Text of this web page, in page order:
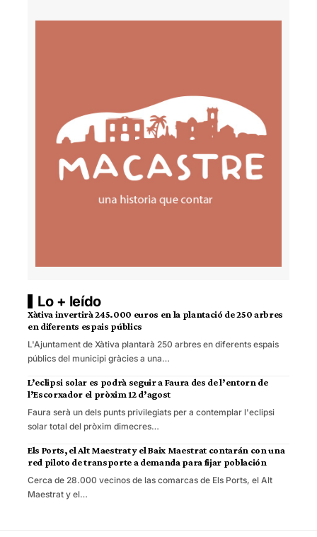
Lo + leído
Xàtiva invertirà 245.000 euros en la plantació de 250 arbres
en diferents espais públics
L'Ajuntament de Xàtiva plantarà 250 arbres en diferents espais
públics del municipi gràcies a una…
L’eclipsi solar es podrà seguir a Faura des de l’entorn de
l’Escorxador el pròxim 12 d’agost
Faura serà un dels punts privilegiats per a contemplar l'eclipsi
solar total del pròxim dimecres…
Els Ports, el Alt Maestrat y el Baix Maestrat contarán con una
red piloto de transporte a demanda para fijar población
Cerca de 28.000 vecinos de las comarcas de Els Ports, el Alt
Maestrat y el…